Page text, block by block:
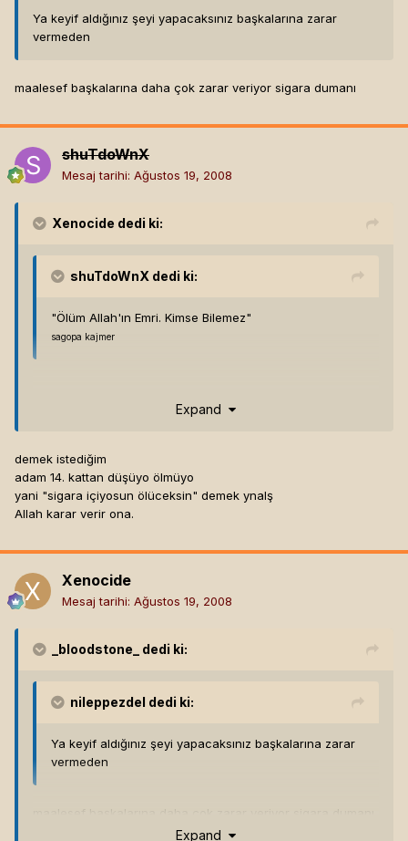
Ya keyif aldığınız şeyi yapacaksınız başkalarına zarar
vermeden
maalesef başkalarına daha çok zarar veriyor sigara dumanı
shuTdoWnX
Mesaj tarihi: Ağustos 19, 2008
Xenocide dedi ki:
shuTdoWnX dedi ki:
"Ölüm Allah'ın Emri. Kimse Bilemez"
sagopa kajmer
böyle dediğin vakit ozaman sigara içende içmeyende
Expand
demek istediğim
adam 14. kattan düşüyo ölmüyo
yani "sigara içiyosun ölüceksin" demek ynalş
Allah karar verir ona.
Xenocide
Mesaj tarihi: Ağustos 19, 2008
_bloodstone_ dedi ki:
nileppezdel dedi ki:
Ya keyif aldığınız şeyi yapacaksınız başkalarına zarar
vermeden
Expand